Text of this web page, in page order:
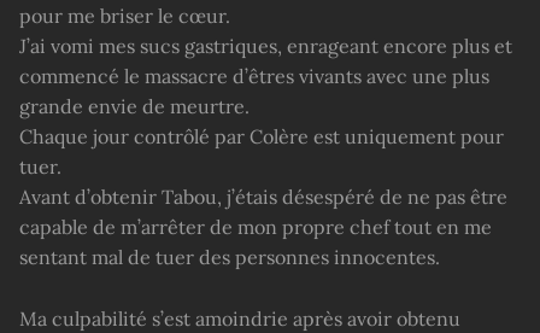
pour me briser le cœur.
J’ai vomi mes sucs gastriques, enrageant encore plus et
commencé le massacre d’êtres vivants avec une plus
grande envie de meurtre.
Chaque jour contrôlé par Colère est uniquement pour
tuer.
Avant d’obtenir Tabou, j’étais désespéré de ne pas être
capable de m’arrêter de mon propre chef tout en me
sentant mal de tuer des personnes innocentes.
Ma culpabilité s’est amoindrie après avoir obtenu